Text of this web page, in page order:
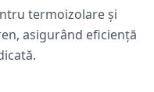
termoizolare și
asigurând eficiență